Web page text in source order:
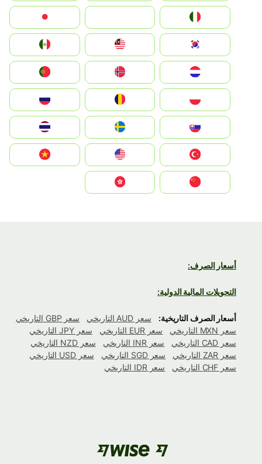
South Korea
Nederland
Portugal
România
Slovensko
United States
Vietnam
أسعار الصرف:
التحويلات المالية الدولية:
أسعار الصرف التاريخية: سعر AUD التاريخي
سعر GBP التاريخي
سعر MXN التاريخي
سعر EUR التاريخي
سعر JPY التاريخي
سعر CAD التاريخي
سعر INR التاريخي
سعر NZD التاريخي
سعر ZAR التاريخي
سعر SGD التاريخي
سعر USD التاريخي
سعر CHF التاريخي
سعر IDR التاريخي